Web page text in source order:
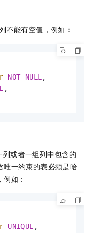
不能有空值，例如：
NOT NULL ,
,
或者一组列中包含的
一约束的表必须是哈
如：
UNIQUE ,